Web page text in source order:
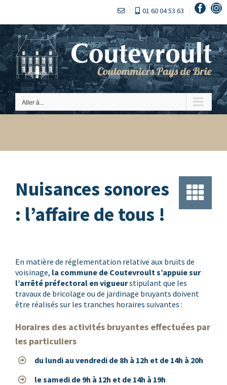
contenu
01 60 04 53 63
Aller à...
Nuisances sonores
: l’affaire de tous !
En matière de réglementation relative aux bruits de
voisinage, la commune de Coutevroult s’appuie sur
l’arrêté préfectoral en vigueurstipulant que les
travaux de bricolage ou de jardinage bruyants doivent
être réalisés sur les tranches horaires suivantes :
Horaires des activités bruyantes effectuées par
les particuliers
du lundi au vendredi de 8h à 12h et de 14h à 20h
le samedi de 9h à 12h et de 14h à 19h